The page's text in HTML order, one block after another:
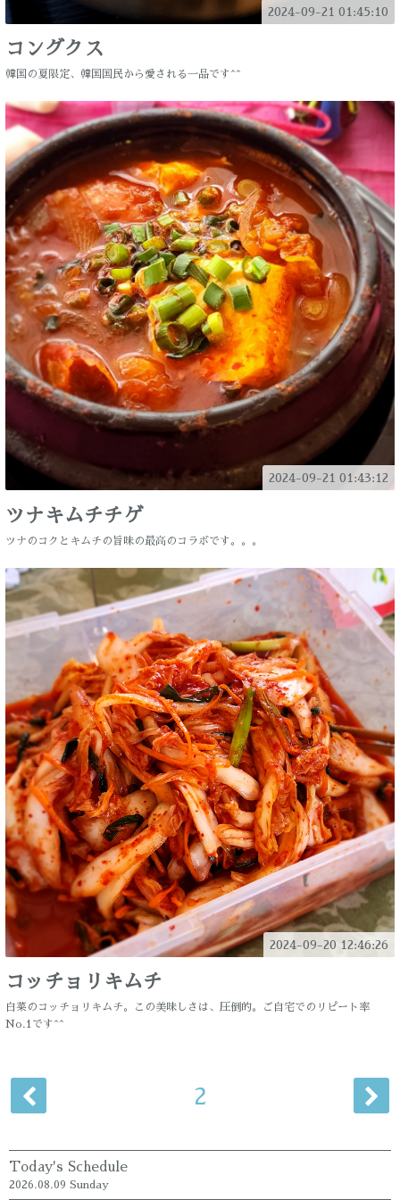
2024-09-21 01:45:10
コングクス
韓国の夏限定、韓国国民から愛される一品です^^
2024-09-21 01:43:12
ツナキムチチゲ
ツナのコクとキムチの旨味の最高のコラボです。。。
2024-09-20 12:46:26
コッチョリキムチ
白菜のコッチョリキムチ。この美味しさは、圧倒的。ご自宅でのリピート率
No.1です^^
2
Today's Schedule
2026.08.09 Sunday